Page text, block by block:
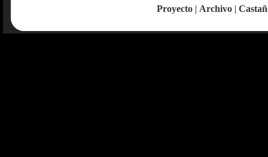
Proyecto | Archivo |